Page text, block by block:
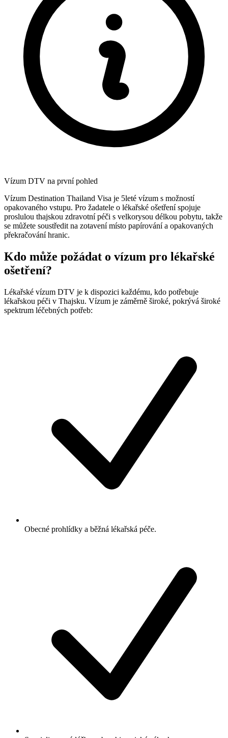
Vízum DTV na první pohled
Vízum Destination Thailand Visa je 5leté vízum s možností
opakovaného vstupu. Pro žadatele o lékařské ošetření spojuje
proslulou thajskou zdravotní péči s velkorysou délkou pobytu, takže
se můžete soustředit na zotavení místo papírování a opakovaných
překračování hranic.
Kdo může požádat o vízum pro lékařské
ošetření?
Lékařské vízum DTV je k dispozici každému, kdo potřebuje
lékařskou péči v Thajsku. Vízum je záměrně široké, pokrývá široké
spektrum léčebných potřeb:
Obecné prohlídky a běžná lékařská péče.